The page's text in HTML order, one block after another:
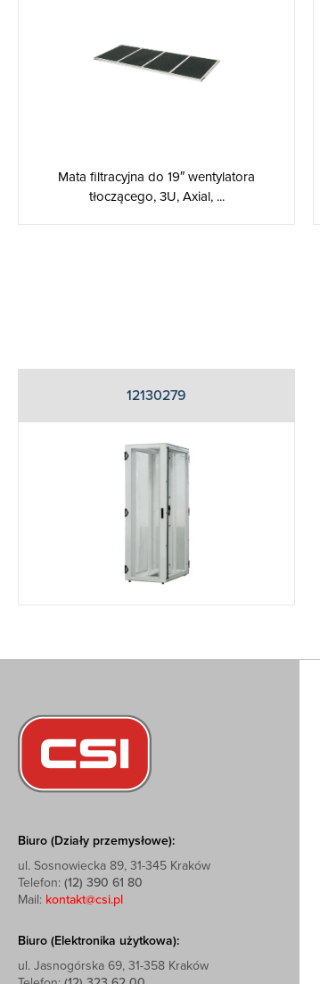
Mata filtracyjna do 19″ wentylatora
tłoczącego, 3U, Axial, ...
12130279
Biuro (Działy przemysłowe):
ul. Sosnowiecka 89, 31-345 Kraków
Telefon: (12) 390 61 80
Mail: kontakt@csi.pl
Biuro (Elektronika użytkowa):
ul. Jasnogórska 69, 31-358 Kraków